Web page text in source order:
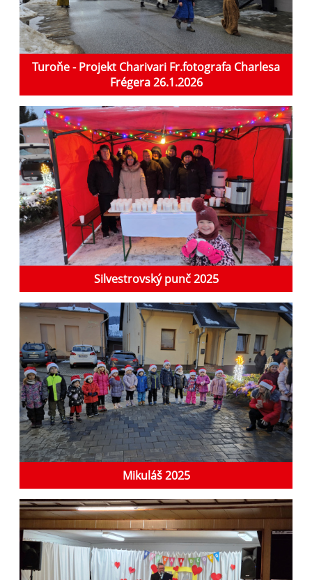
Turoňe - Projekt Charivari Fr.fotografa Charlesa
Frégera 26.1.2026
Silvestrovský punč 2025
Mikuláš 2025